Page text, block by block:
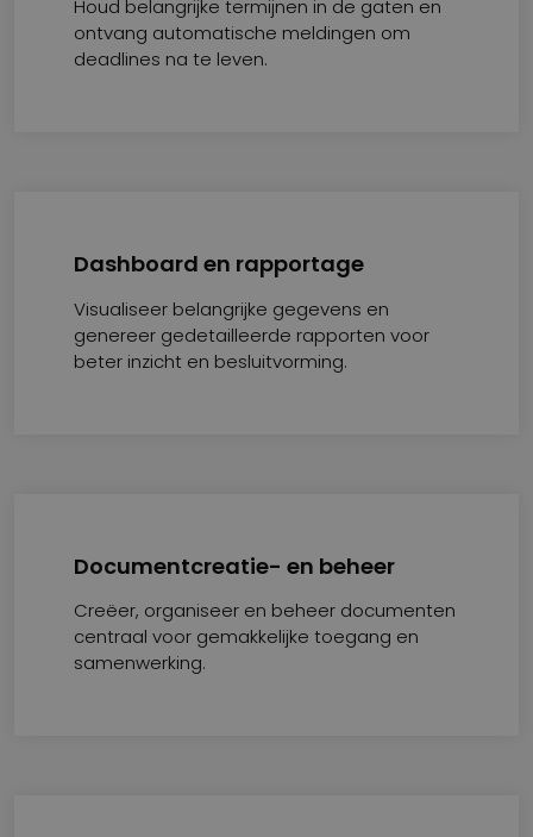
Houd belangrijke termijnen in de gaten en
ontvang automatische meldingen om
deadlines na te leven.
Dashboard en rapportage
Visualiseer belangrijke gegevens en
genereer gedetailleerde rapporten voor
beter inzicht en besluitvorming.
Documentcreatie- en beheer
Creëer, organiseer en beheer documenten
centraal voor gemakkelijke toegang en
samenwerking.